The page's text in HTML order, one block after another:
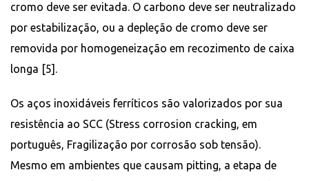
cromo deve ser evitada. O carbono deve ser neutralizado
por estabilização, ou a depleção de cromo deve ser
removida por homogeneização em recozimento de caixa
longa [5].
Os aços inoxidáveis ​​ferríticos são valorizados por sua
resistência ao SCC (Stress corrosion cracking, em
português, Fragilização por corrosão sob tensão).
Mesmo em ambientes que causam pitting, a etapa de